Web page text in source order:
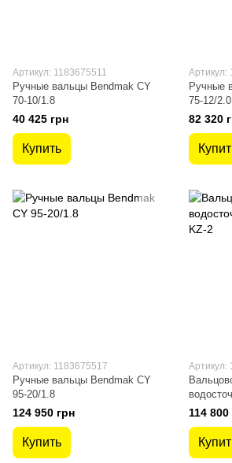
Артикул: 1183675511
Ручные вальцы Bendmak CY
70-10/1.8
40 425 грн
Купить
Артикул:
Ручные
75-12/2.0
82 320
Артикул: 1183675517
Ручные вальцы Bendmak CY
95-20/1.8
124 950 грн
Купить
Артикул:
KZ-2
114 800